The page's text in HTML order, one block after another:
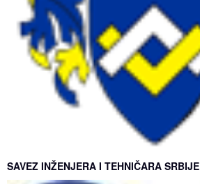
SAVEZ INŽENJERA I TEHNIČARA SRBIJE